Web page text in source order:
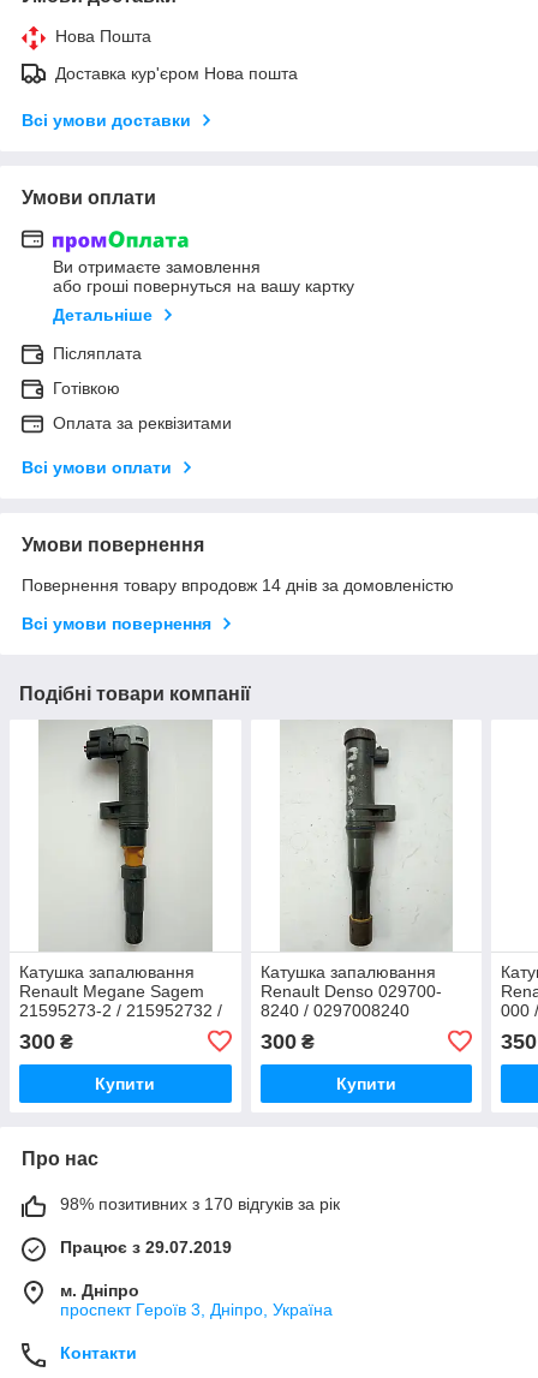
Нова Пошта
Доставка кур'єром Нова пошта
Всі умови доставки
Умови оплати
Ви отримаєте замовлення
або гроші повернуться на вашу картку
Детальніше
Післяплата
Готівкою
Оплата за реквізитами
Всі умови оплати
Умови повернення
Повернення товару впродовж 14 днів за домовленістю
Всі умови повернення
Подібні товари компанії
Катушка запалювання
Renault Megane Sagem
21595273-2 / 215952732 /
7700875000
300 ₴
Купити
Катушка запалювання
Renault Denso 029700-
8240 / 0297008240
300₴
Купити
000
350
Про нас
98% позитивних з 170 відгуків за рік
Працює з 29.07.2019
м. Дніпро
проспект Героїв 3, Дніпро, Україна
Контакти